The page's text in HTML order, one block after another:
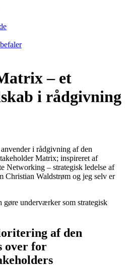
– et
i rådgivning
i rådgivning af den
Matrix; inspireret af
Networking – strategisk ledelse af
Christian Waldstrøm og jeg selv er
gøre underværker som strategisk
af den
over for